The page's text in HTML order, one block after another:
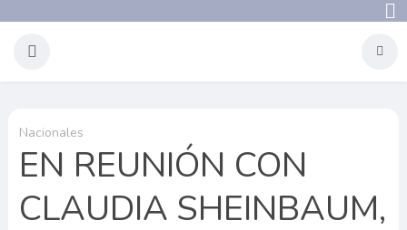
Nacionales
EN REUNIÓN CON
CLAUDIA SHEINBAUM,